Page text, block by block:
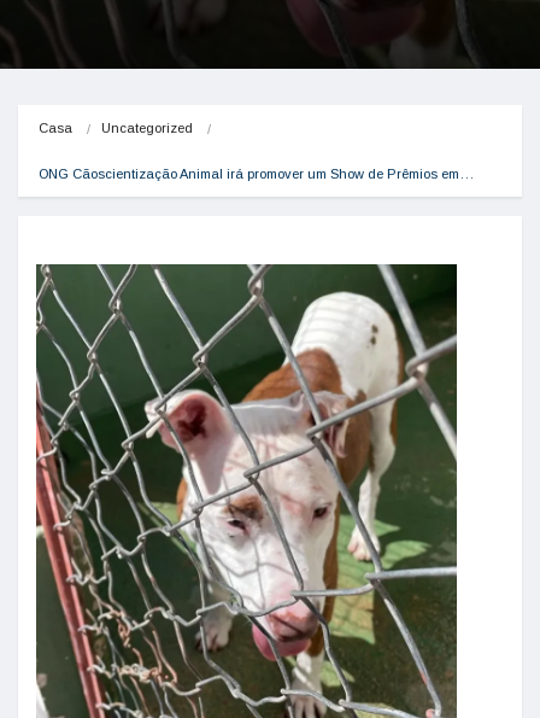
Casa Uncategorized
ONG Cãoscientização Animal irá promover um Show de Prêmios em…